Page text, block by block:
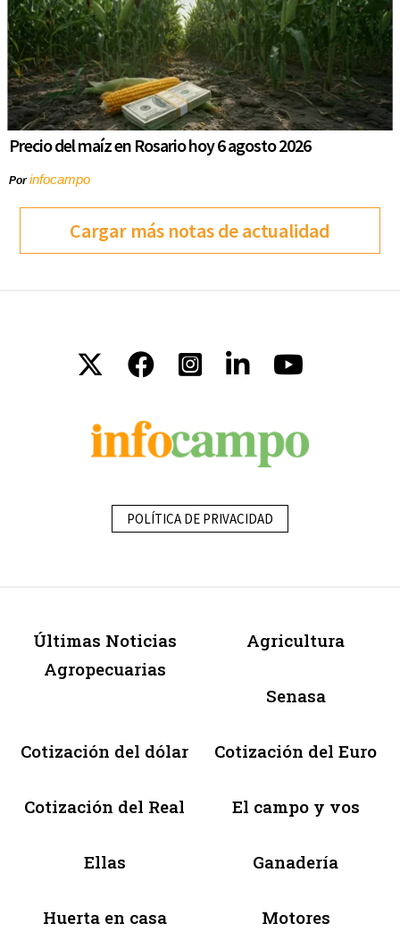
Precio del maíz en Rosario hoy 6 agosto 2026
Porinfocampo
Cargar más notas de actualidad
POLÍTICA DE PRIVACIDAD
Últimas Noticias
Agropecuarias
Agricultura
Senasa
Cotización del dólar Cotización del Euro
Cotización del Real El campo y vos
Ellas Ganadería
Huerta en casa Motores